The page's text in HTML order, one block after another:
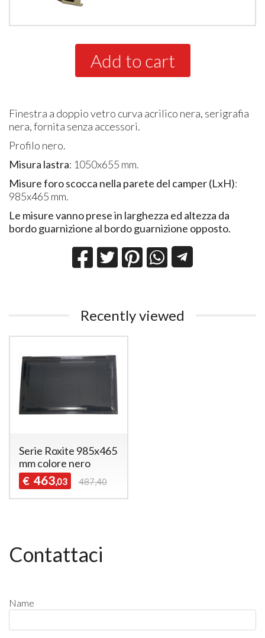
Add to cart
Finestra a doppio vetro curva acrilico nera, serigrafia
nera, fornita senza accessori.
Profilo nero.
Misura lastra: 1050x655 mm.
Misure foro scocca nella parete del camper (LxH):
985x465 mm.
Le misure vanno prese in larghezza ed altezza da
bordo guarnizione al bordo guarnizione opposto.
Recently viewed
Serie Roxite 985x465
mm colore nero
€ 463,03 487,40
Contattaci
Name